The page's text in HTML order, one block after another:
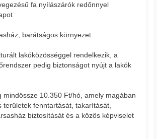
fa nyílászárók redőnnyel
barátságos környezet
lakóközösséggel rendelkezik, a
pedig biztonságot nyújt a lakók
mindössze 10.350 Ft/hó, amely magában
területek fenntartását, takarítását,
biztosítását és a közös képviselet